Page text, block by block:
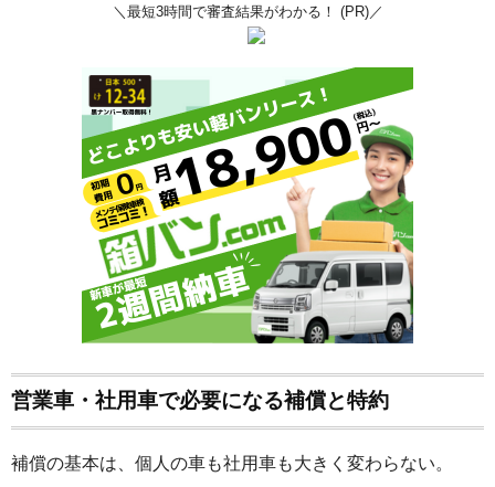
＼最短3時間で審査結果がわかる！ (PR)／
営業車・社用車で必要になる補償と特約
補償の基本は、個人の車も社用車も大きく変わらない。